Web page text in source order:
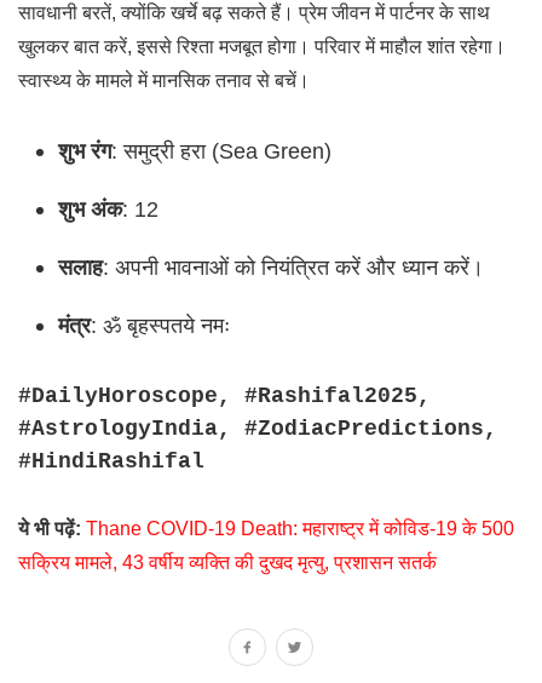
सावधानी बरतें, क्योंकि खर्चे बढ़ सकते हैं। प्रेम जीवन में पार्टनर के साथ
खुलकर बात करें, इससे रिश्ता मजबूत होगा। परिवार में माहौल शांत रहेगा।
स्वास्थ्य के मामले में मानसिक तनाव से बचें।
शुभ रंग: समुद्री हरा (Sea Green)
शुभ अंक: 12
सलाह: अपनी भावनाओं को नियंत्रित करें और ध्यान करें।
मंत्र: ॐ बृहस्पतये नमः
#DailyHoroscope, #Rashifal2025,
#AstrologyIndia, #ZodiacPredictions,
#HindiRashifal
ये भी पढ़ें: Thane COVID-19 Death: महाराष्ट्र में कोविड-19 के 500
सक्रिय मामले, 43 वर्षीय व्यक्ति की दुखद मृत्यु, प्रशासन सतर्क